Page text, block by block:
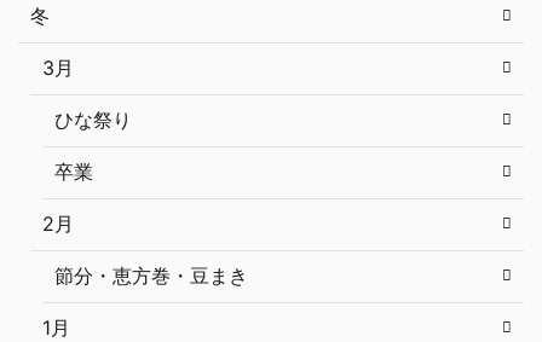
冬
3月
ひな祭り
卒業
2月
節分・恵方巻・豆まき
1月